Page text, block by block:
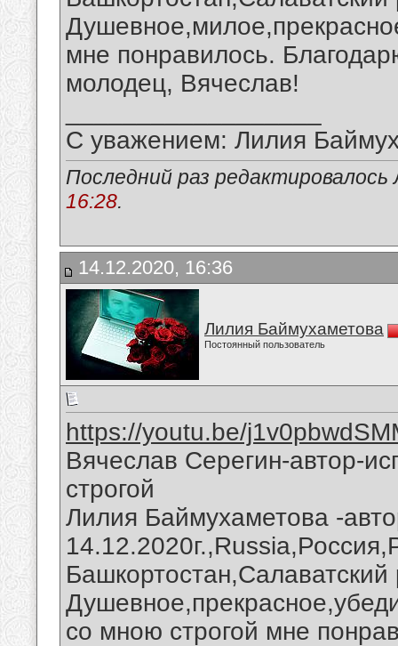
мне понравилось.
молодец, Вячеслав!
С уважением: Лилия
Последний раз
16:28.
14.12.2020, 16:36
Лилия Баймухаметова
Постоянный пользователь
https://youtu.be/
Вячеслав Серегин-автор-
строгой
Лилия Баймухаметова -
со мною строгой мне